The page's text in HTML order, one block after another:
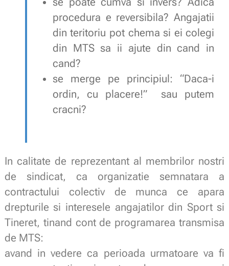
procedura e reversibila? Angajatii
din teritoriu pot chema si ei colegi
din MTS sa ii ajute din cand in
cand?
se merge pe principiul: “Daca-i
ordin, cu placere!” sau putem
cracni?
In calitate de reprezentant al membrilor nostri
de sindicat, ca organizatie semnatara a
contractului colectiv de munca ce apara
drepturile si interesele angajatilor din Sport si
Tineret, tinand cont de programarea transmisa
de MTS:
avand in vedere ca perioada urmatoare va fi